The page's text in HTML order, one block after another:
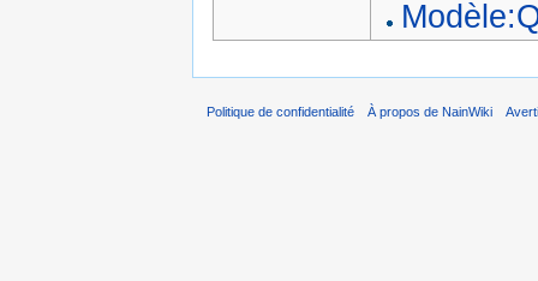
Politique de confidentialité À propos de NainWiki